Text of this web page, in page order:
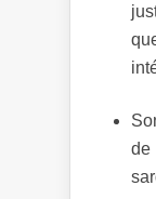
de